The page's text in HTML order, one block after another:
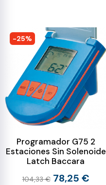
-25%
Programador G75 2
Estaciones Sin Solenoide
Latch Baccara
104,33 € 78,25 €